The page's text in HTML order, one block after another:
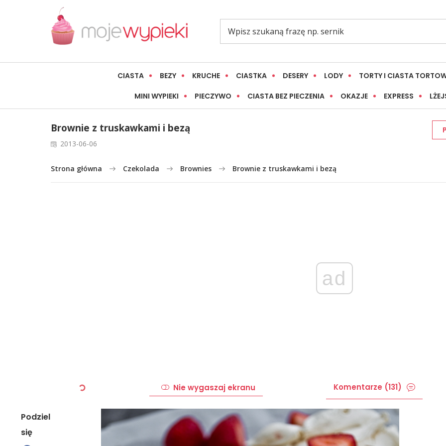
CIASTA BEZY KRUCHE CIASTKA DESERY LODY TORTY I CIASTA
MINI WYPIEKI PIECZYWO CIASTA BEZ PIECZENIA OKAZJE EXPRESS
Brownie z truskawkami i bezą
2013-06-06
Strona główna Czekolada Brownies Brownie z truskawkami i bezą
ad
Podziel
się
Nie wygaszaj ekranu Komentarze (131)